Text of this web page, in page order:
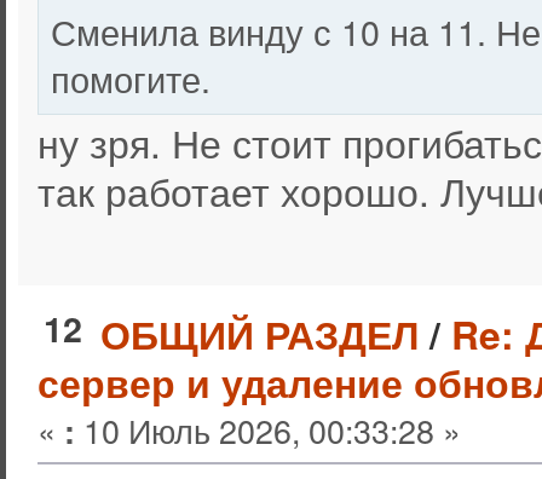
Сменила винду с 10 на 11.
помогите.
ну зря. Не стоит
так работает хорошо.
12 ОБЩИЙ РАЗДЕЛ/ Re:
сервер и удаление
« : 10 Июль 2026, 00:33:28 »